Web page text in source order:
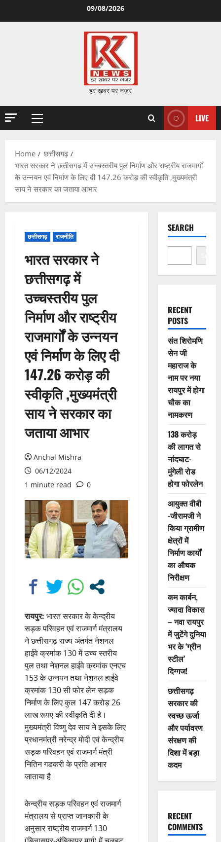
09/08/2026
हर ख़बर पर नज़र
Primary
LIVE
Home
छत्तीसगढ़
भारत सरकार ने छत्तीसगढ़ में उच्चस्तरीय पुल निर्माण और राष्ट्रीय राजमार्गों
के उन्नयन एवं निर्माण के लिए दी 147.26 करोड़ की स्वीकृति ,मुख्यमंत्री
साय ने सरकार का जताया आभार
छत्तीसगढ़ राजनीति
भारत सरकार ने
छत्तीसगढ़ में
उच्चस्तरीय पुल
निर्माण और राष्ट्रीय
राजमार्गों के उन्नयन
एवं निर्माण के लिए दी
147.26 करोड़ की
स्वीकृति ,मुख्यमंत्री
साय ने सरकार का
जताया आभार
Anchal Mishra
06/12/2024
1 minute read
0
रायपुर: भारत सरकार के केन्द्रीय
सड़क परिवहन एवं राजमार्ग मंत्रालय
ने छत्तीसगढ़ राज्य अंतर्गत नेशनल
हाईवे क्रमांक 130 में उच्च स्तरीय
पुल तथा नेशनल हाईवे क्रमांक एनएच
153 के उन्नयन तथा नेशनल हाईवे
क्रमांक 130 सी फोर लेन सड़क
निर्माण के लिए कुल 147 करोड़ 26
लाख रूपए की स्वीकृति दी है।
मुख्यमंत्री विष्णु देव साय ने इसके लिए
प्रधानमंत्री नरेन्द्र मोदी एवं केन्द्रीय
सड़क परिवहन एवं राजमार्ग मंत्री
नितिन गडकरी के प्रति आभार
जाताया है।
केन्द्रीय सड़क परिवहन एवं राजमार्ग
मंत्रालय से प्राप्त जानकारी के
अनुसार राष्ट्रीय राजमार्ग 130
SEARCH
Search
RECENT
POSTS
संत शिरोमणि
सेन जी
महाराज के
नाम पर नया
रायपुर में होगा
चौक का
नामकरण
138 करोड़
की लागत से
नांदघाट-
मुंगेली रोड
होगा फोरलेन
आयुक्त वीबी
-जीरामजी ने
किया ग्रामीण
क्षेत्रों में
निर्माण कार्यों
का औचक
निरीक्षण
कम कार्बन,
ज्यादा विकास
– नवा रायपुर
में जुटेंगे दुनिया
भर के ‘ग्रीन
स्टील’
दिग्गज!
छत्तीसगढ़
सरकार की
स्वच्छ ऊर्जा
और पर्यावरण
संरक्षण की
दिशा में बड़ा
कदम
RECENT
COMMENTS